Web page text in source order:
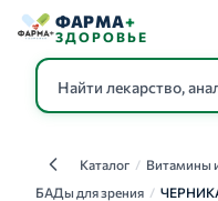
ФАРМА+
ЗДОРОВЬЕ
КаталогКаталог / Витамины
БАДы для зрения /